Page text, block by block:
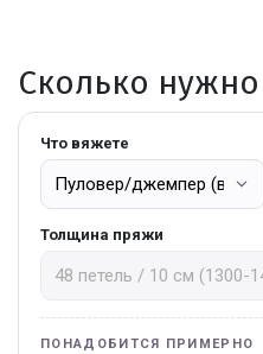
Сколько
Что вяжете
Толщина пряжи
ПОНАДОБИТСЯ ПРИМЕРНО